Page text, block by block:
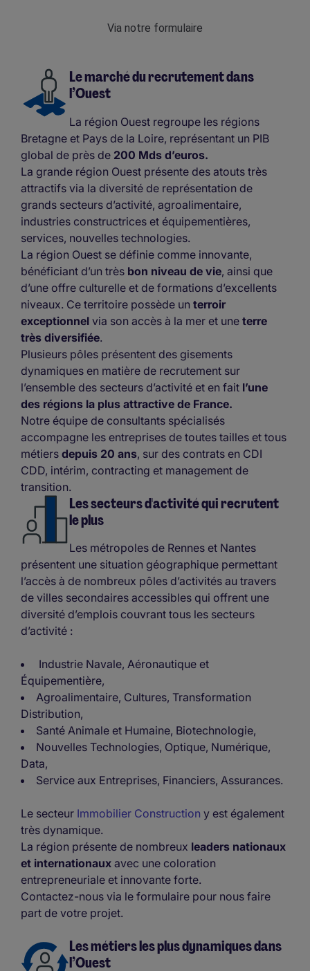
Via notre formulaire
Le marché du recrutement dans
l’Ouest
La région Ouest regroupe les régions
Bretagne et Pays de la Loire, représentant un PIB
global de près de 200 Mds d’euros.
La grande région Ouest présente des atouts très
attractifs via la diversité de représentation de
grands secteurs d’activité, agroalimentaire,
industries constructrices et équipementières,
services, nouvelles technologies.
La région Ouest se définie comme innovante,
bénéficiant d’un très bon niveau de vie, ainsi que
d’une offre culturelle et de formations d’excellents
niveaux. Ce territoire possède un terroir
exceptionnel via son accès à la mer et une terre
très diversifiée.
Plusieurs pôles présentent des gisements
dynamiques en matière de recrutement sur
l’ensemble des secteurs d’activité et en fait l’une
des régions la plus attractive de France.
Notre équipe de consultants spécialisés
accompagne les entreprises de toutes tailles et tous
métiers depuis 20 ans, sur des contrats en CDI
CDD, intérim, contracting et management de
transition.
Les secteurs d'activité qui recrutent
le plus
Les métropoles de Rennes et Nantes
présentent une situation géographique permettant
l’accès à de nombreux pôles d’activités au travers
de villes secondaires accessibles qui offrent une
diversité d’emplois couvrant tous les secteurs
d’activité :
Industrie Navale, Aéronautique et
Équipementière,
Agroalimentaire, Cultures, Transformation
Distribution,
Santé Animale et Humaine, Biotechnologie,
Nouvelles Technologies, Optique, Numérique,
Data,
Service aux Entreprises, Financiers, Assurances.
Le secteur Immobilier Construction y est également
très dynamique.
La région présente de nombreux leaders nationaux
et internationaux avec une coloration
entrepreneuriale et innovante forte.
Contactez-nous via le formulaire pour nous faire
part de votre projet.
Les métiers les plus dynamiques dans
l’Ouest